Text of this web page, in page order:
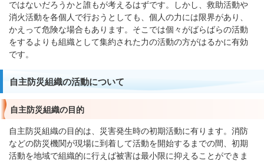
ではないだろうかと誰もが考えるはずです。しかし、救助活動や
消火活動を各個人で行おうとしても、個人の力には限界があり、
かえって危険な場合もあります。そこでは個々がばらばらの活動
をするよりも組織として集約された力の活動の方がはるかに有効
です。
自主防災組織の活動について
自主防災組織の目的
自主防災組織の目的は、災害発生時の初期活動に有ります。消防
などの防災機関が現場に到着して活動を開始するまでの間、初期
活動を地域で組織的に行えば被害は最小限に抑えることができま